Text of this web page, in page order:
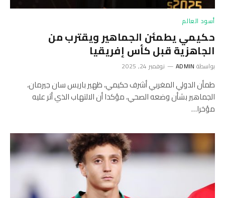
أسود العالم
حكيمي يطمئن الجماهير ويقترب من
الجاهزية قبل كأس إفريقيا
بواسطة ADMIN نوفمبر 24, 2025
طمأن الدولي المغربي أشرف حكيمي، ظهير باريس سان جيرمان،
الجماهير بشأن وضعه الصحي، مؤكدا أن الالتهاب الذي أثر عليه
مؤخرا…